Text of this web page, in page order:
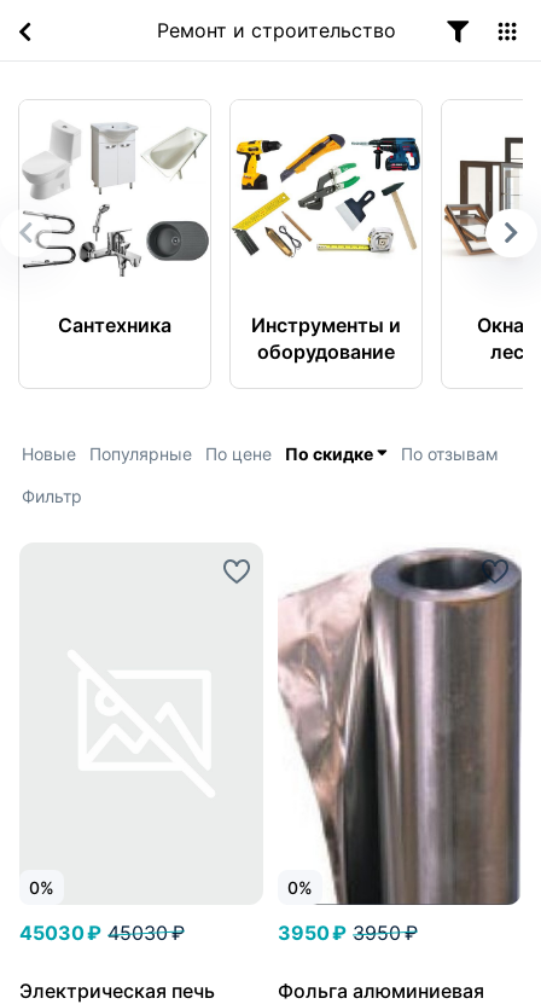
Ремонт и строительство
Сантехника
Инструменты и
оборудование
Окна,
Новые Популярные По цене По скидке По отзывам
Фильтр
0%
45030 ₽ 45030 ₽
Электрическая печь
0%
3950 ₽ 3950 ₽
Фольга алюминиевая